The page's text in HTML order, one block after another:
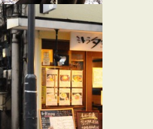
京乗馬倶
部